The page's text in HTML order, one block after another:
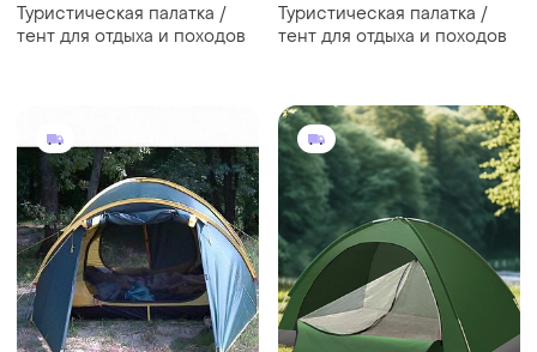
Туристическая палатка /
тент для отдыха и походов
Туристическая палатка /
тент для отдыха и походов